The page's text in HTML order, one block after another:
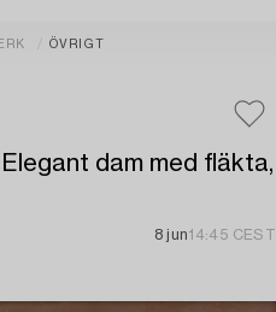
ÖVRIGT
dam med fläkta,
8 jun14:45 CEST